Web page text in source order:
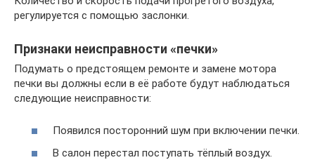
регулируется с помощью заслонки.
Признаки неисправности «печки»
Подумать о предстоящем ремонте и замене мотора
печки вы должны если в её работе будут наблюдаться
следующие неисправности:
Появился посторонний шум при включении печки.
В салон перестал поступать тёплый воздух.